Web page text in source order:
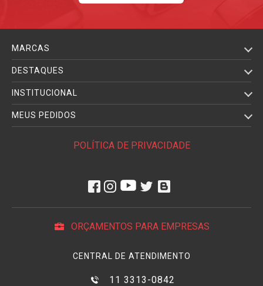
MARCAS
DESTAQUES
INSTITUCIONAL
MEUS PEDIDOS
POLÍTICA DE PRIVACIDADE
ORÇAMENTOS PARA EMPRESAS
CENTRAL DE ATENDIMENTO
11 3313-0842